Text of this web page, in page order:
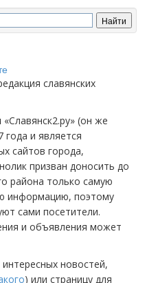
славянских
«Славянск2.ру» (он же
года и является
сайтов города,
призван доносить до
района только самую
информацию, поэтому
сами посетители.
и объявления может
новостей,
) или страницу для